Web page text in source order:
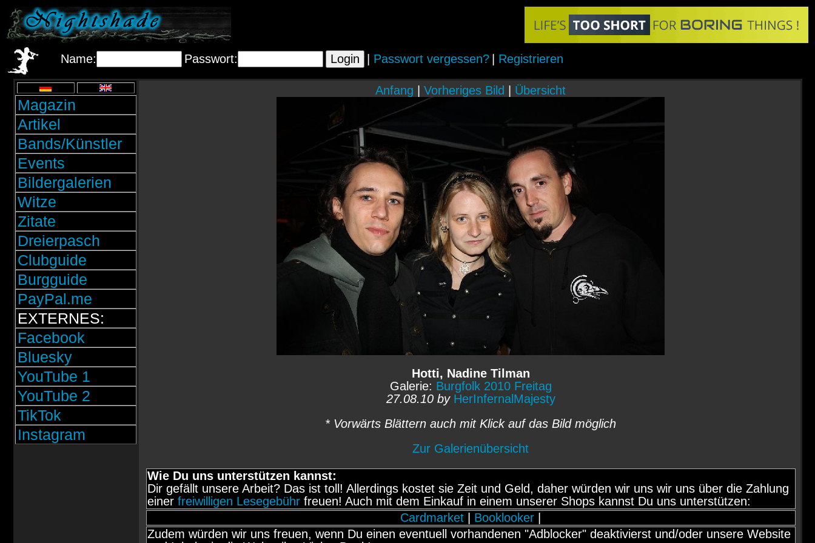
Name: Passwort: Passwort vergessen? Registrieren
Magazin
Artikel
Bands/Künstler
Events
Bildergalerien
Witze
Zitate
Dreierpasch
Clubguide
Burgguide
PayPal.me
EXTERNES:
Facebook
Bluesky
YouTube 1
YouTube 2
TikTok
Instagram
Anfang Vorheriges Bild Übersicht
Hotti, Nadine Tilman
Galerie: Burgfolk 2010 Freitag
27.08.10 by HerInfernalMajesty
* Vorwärts Blättern auch mit Klick auf das Bild möglich
Zur Galerienübersicht
Wie Du uns unterstützen kannst:
Dir gefällt unsere Arbeit? Das ist toll! Allerdings kostet sie Zeit und Geld, daher würden wir uns wir uns über die Zahlung
einer freiwilligen Lesegebührfreuen! Auch mit dem Einkauf in einem unserer Shops kannst Du uns unterstützen:
Cardmarket
Booklooker
Zudem würden wir uns freuen, wenn Du einen eventuell vorhandenen "Adblocker" deaktivierst und/oder unsere Website